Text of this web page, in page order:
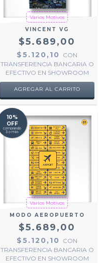
Varios Motivos
VINCENT VG
$5.689,00
$5.120,10
CON
TRANSFERENCIA BANCARIA O
EFECTIVO EN SHOWROOM
AGREGAR AL CARRITO
10%
OFF
comprando
3 o más
Varios Motivos
MODO AEROPUERTO
$5.689,00
$5.120,10
CON
TRANSFERENCIA BANCARIA O
EFECTIVO EN SHOWROOM